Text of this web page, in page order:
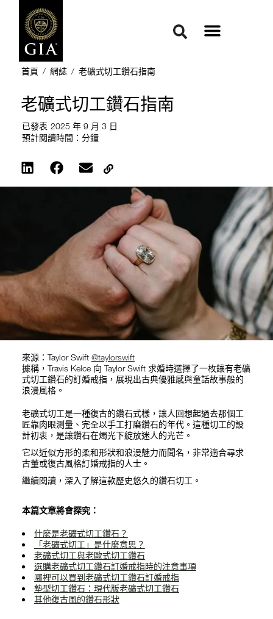
首頁 / 網誌 / 老礦式切工鑽石指南
老礦式切工鑽石指南
已發表 2025 年 9 月 3 日
預計閱讀時間： 分鐘
來源：Taylor Swift @taylorswift
據稱，Travis Kelce 向 Taylor Swift 求婚時選擇了一枚鑲有老礦
式切工鑽石的訂婚戒指，展現出古典優雅感與童話故事般的
浪漫風格。
老礦式切工是一種復古的鑽石式樣，讓人回想起過去那個工
匠靠肉眼測量、完全以手工打磨鑽石的年代。這種切工的設
計初衷，是讓鑽石在燭光下綻放迷人的光芒。
它以近似方形的柔和形狀和浪漫魅力而聞名，非常適合尋求
古董或復古風格訂婚戒指的人士。
繼續閱讀，深入了解這款歷史悠久的鑽石切工。
本篇文章將會探究：
什麼是老礦式切工鑽石？
「老礦式切工」 是什麼意思 ？
老礦式切工與老歐式切工鑽石
選購老礦式切工鑽石訂婚戒指時的注意事項
哪裡可以買到老礦式切工鑽石訂婚戒指
墊型切工鑽石：現代版老礦式切工鑽石
其他復古風的鑽石形狀